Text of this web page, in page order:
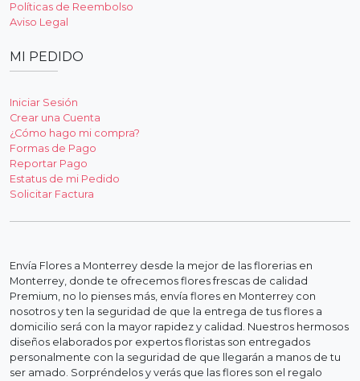
Políticas de Reembolso
Aviso Legal
MI PEDIDO
Iniciar Sesión
Crear una Cuenta
¿Cómo hago mi compra?
Formas de Pago
Reportar Pago
Estatus de mi Pedido
Solicitar Factura
Envía Flores a Monterrey desde la mejor de las florerias en
Monterrey, donde te ofrecemos flores frescas de calidad
Premium, no lo pienses más, envía flores en Monterrey con
nosotros y ten la seguridad de que la entrega de tus flores a
domicilio será con la mayor rapidez y calidad. Nuestros hermosos
diseños elaborados por expertos floristas son entregados
personalmente con la seguridad de que llegarán a manos de tu
ser amado. Sorpréndelos y verás que las flores son el regalo